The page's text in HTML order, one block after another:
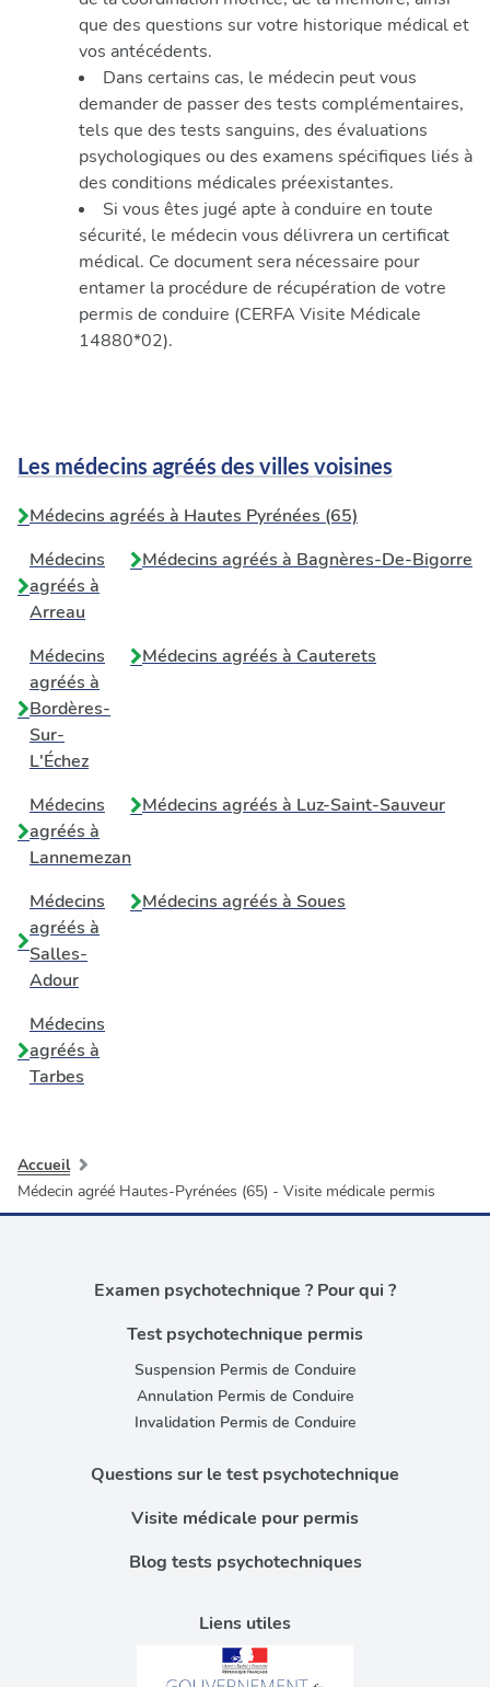
que des questions sur votre historique médical et
vos antécédents.
Dans certains cas, le médecin peut vous
demander de passer des tests complémentaires,
tels que des tests sanguins, des évaluations
psychologiques ou des examens spécifiques liés à
des conditions médicales préexistantes.
Si vous êtes jugé apte à conduire en toute
sécurité, le médecin vous délivrera un certificat
médical. Ce document sera nécessaire pour
entamer la procédure de récupération de votre
permis de conduire (CERFA Visite Médicale
14880*02).
Les médecins agréés des villes voisines
Médecins agréés à Hautes Pyrénées (65)
Médecins
agréés à
Arreau
Médecins agréés à Bagnères-De-Bigorre
Médecins
agréés à
Bordères-
Sur-
L'Échez
Médecins agréés à Cauterets
Médecins
agréés à
Lannemezan
Médecins agréés à Luz-Saint-Sauveur
Médecins
agréés à
Salles-
Adour
Médecins agréés à Soues
Médecins
agréés à
Tarbes
Accueil
Médecin agréé Hautes-Pyrénées (65) - Visite médicale permis
Liens utiles
Examen psychotechnique ? Pour qui ?
Test psychotechnique permis
Suspension Permis de Conduire
Annulation Permis de Conduire
Invalidation Permis de Conduire
Questions sur le test psychotechnique
Visite médicale pour permis
Blog tests psychotechniques